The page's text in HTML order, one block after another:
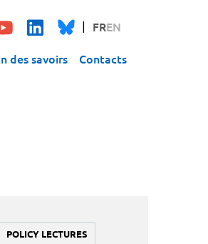
FREN
des savoirs Contacts
POLICY LECTURES